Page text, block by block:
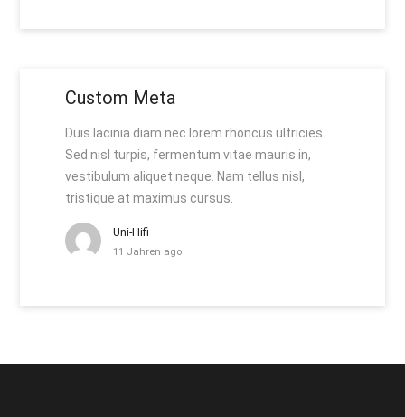
Custom Meta
Duis lacinia diam nec lorem rhoncus ultricies.
Sed nisl turpis, fermentum vitae mauris in,
vestibulum aliquet neque. Nam tellus nisl,
tristique at maximus cursus.
Uni-Hifi
11 Jahren ago